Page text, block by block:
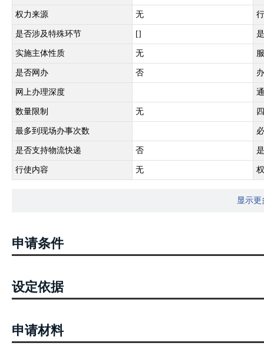
权力来源 无
是否涉及特殊环节 []
实施主体性质 无
是否网办 否
网上办理深度
数量限制 无
最多到现场办事次数
是否支持物流快递 否
行使内容 无
显示更
申请条件
设定依据
申请材料